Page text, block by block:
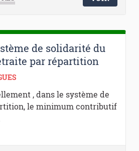
de solidarité du
par répartition
, dans le système de
le minimum contributif